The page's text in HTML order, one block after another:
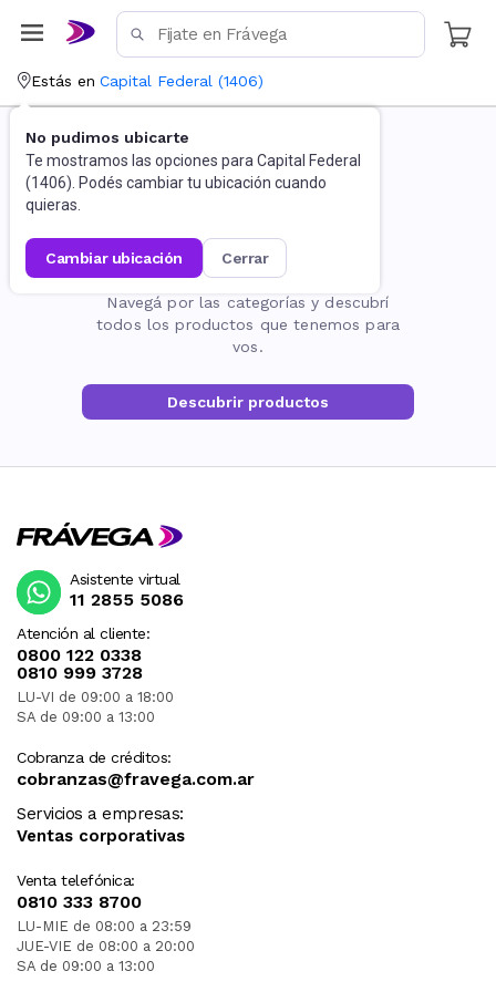
Estás en Capital Federal (1406)
No pudimos ubicarte
Te mostramos las opciones para Capital Federal
(1406). Podés cambiar tu ubicación cuando
quieras.
cambiar ubicación cerrar
La página no existe
Navegá por las categorías y descubrí
todos los productos que tenemos para
vos.
Descubrir productos
Atención al cliente:
0800 122 0338
0810 999 3728
LU-VI de 09:00 a 18:00
SA de 09:00 a 13:00
Cobranza de créditos:
cobranzas@fravega.com.ar
Servicios a empresas:
Ventas corporativas
Venta telefónica:
0810 333 8700
LU-MIE de 08:00 a 23:59
JUE-VIE de 08:00 a 20:00
SA de 09:00 a 13:00
Asistente virtual
11 2855 5086